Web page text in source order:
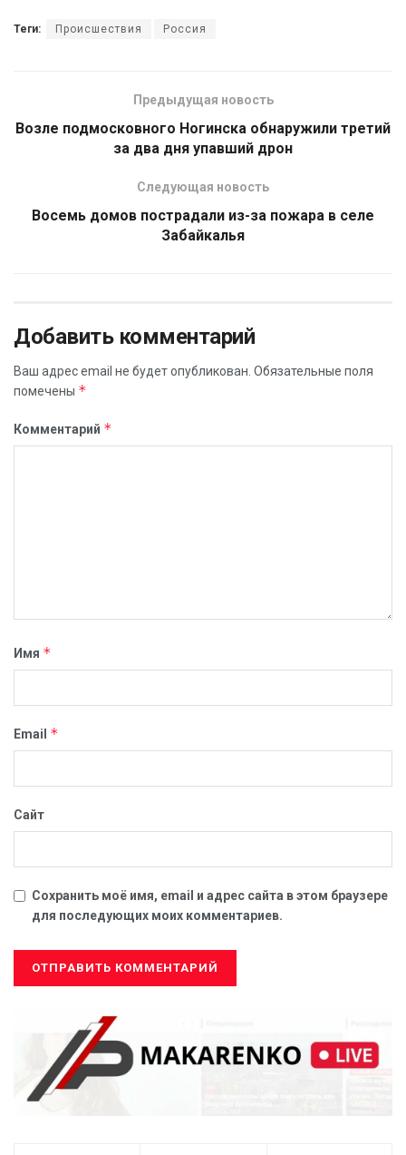
Теги: Происшествия Россия
Предыдущая новость
Возле подмосковного Ногинска обнаружили третий
за два дня упавший дрон
Следующая новость
Восемь домов пострадали из-за пожара в селе
Забайкалья
Добавить комментарий
Ваш адрес email не будет опубликован. Обязательные поля
помечены *
Комментарий *
Имя *
Email *
Сайт
Сохранить моё имя, email и адрес сайта в этом браузере
для последующих моих комментариев.